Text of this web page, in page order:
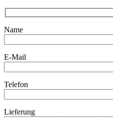
Name
E-Mail
Telefon
Lieferung